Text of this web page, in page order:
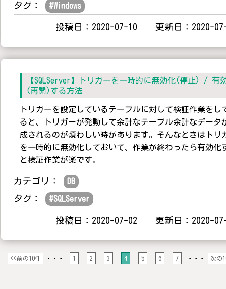
タグ： #Windows
投稿日：2020-07-10 更新日：2020-
【SQLServer】トリガーを一時的に無効化(停止) / 有
(再開)する方法
トリガーを設定しているテーブルに対して検証作業をし
ると、トリガーが発動して余計なテーブル余計なデータ
成されるのが煩わしい時があります。そんなときはトリ
を一時的に無効化しておいて、作業が終わったら有効化
と検証作業が楽です。
カテゴリ： DB
タグ： #SQLServer
投稿日：2020-07-02 更新日：2020-
<<前の10件 ・・・ 1 2 3 4 5 6 7 ・・・ 次の